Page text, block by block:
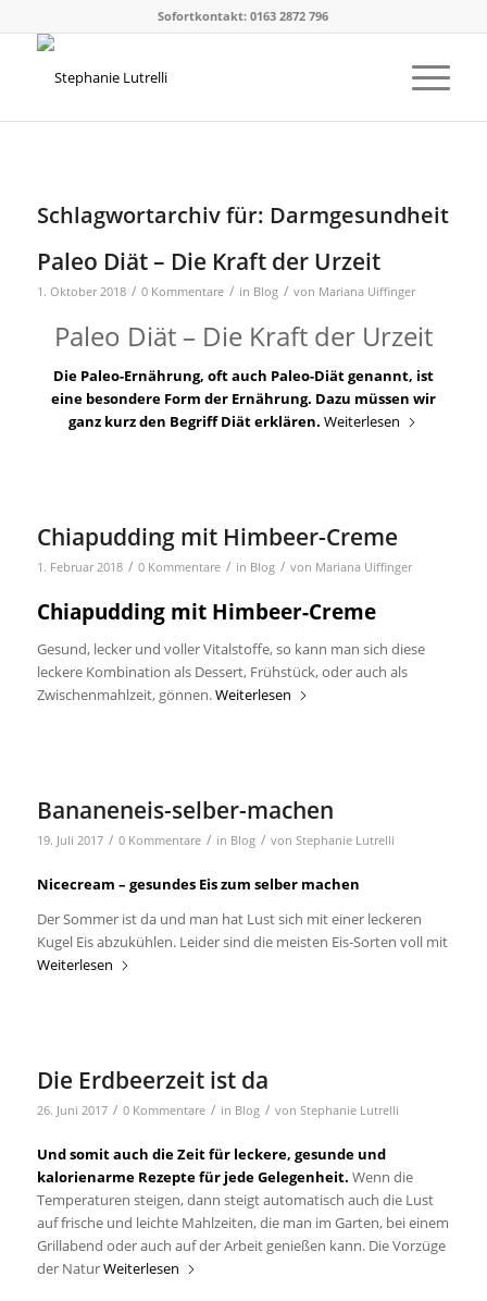
Sofortkontakt: 0163 2872 796
Schlagwortarchiv für: Darmgesundheit
Paleo Diät – Die Kraft der Urzeit
1. Oktober 2018 / 0 Kommentare / in Blog / von Mariana Uiffinger
Paleo Diät – Die Kraft der Urzeit
Die Paleo-Ernährung, oft auch Paleo-Diät genannt, ist
eine besondere Form der Ernährung. Dazu müssen wir
ganz kurz den Begriff Diät erklären. Weiterlesen
Chiapudding mit Himbeer-Creme
1. Februar 2018 / 0 Kommentare / in Blog / von Mariana Uiffinger
Chiapudding mit Himbeer-Creme
Gesund, lecker und voller Vitalstoffe, so kann man sich diese
leckere Kombination als Dessert, Frühstück, oder auch als
Zwischenmahlzeit, gönnen.Weiterlesen
Bananeneis-selber-machen
19. Juli 2017 / 0 Kommentare / in Blog / von Stephanie Lutrelli
Nicecream – gesundes Eis zum selber machen
Der Sommer ist da und man hat Lust sich mit einer leckeren
Kugel Eis abzukühlen. Leider sind die meisten Eis-Sorten voll mit
Weiterlesen
Die Erdbeerzeit ist da
26. Juni 2017 / 0 Kommentare / in Blog / von Stephanie Lutrelli
Und somit auch die Zeit für leckere, gesunde und
kalorienarme Rezepte für jede Gelegenheit. Wenn die
Temperaturen steigen, dann steigt automatisch auch die Lust
auf frische und leichte Mahlzeiten, die man im Garten, bei einem
Grillabend oder auch auf der Arbeit genießen kann. Die Vorzüge
der NaturWeiterlesen